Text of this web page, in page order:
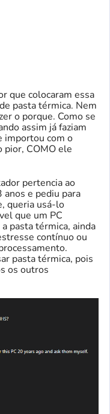
que colocaram essa
pasta térmica. Nem
o porque. Como se
assim já faziam
importou com o
pior, COMO ele
pertencia ao
e pediu para
queria usá-lo
que um PC
pasta térmica, ainda
contínuo ou
pasta térmica, pois
os outros